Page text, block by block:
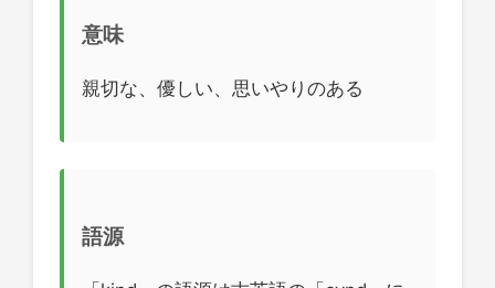
意味
親切な、優しい、思いやりのある
語源